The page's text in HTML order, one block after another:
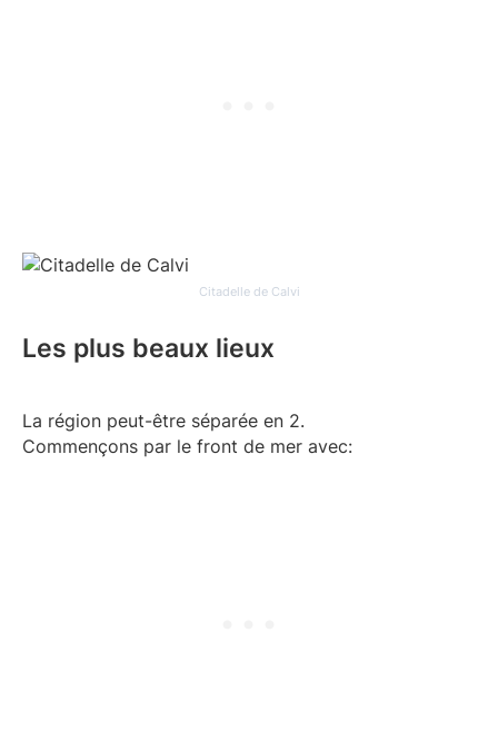
Citadelle de Calvi
Les plus beaux lieux
La région peut-être séparée en 2.
Commençons par le front de mer avec: